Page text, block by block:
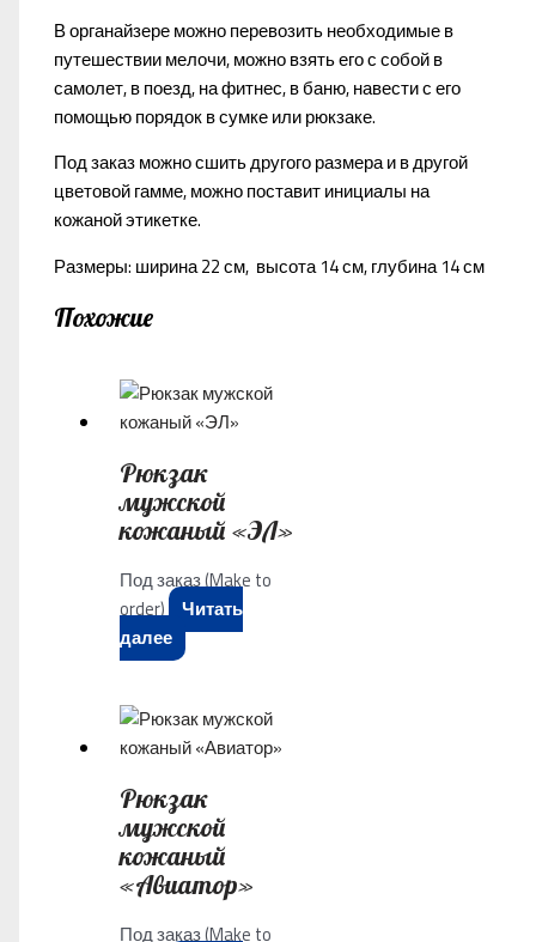
В органайзере можно перевозить необходимые в
путешествии мелочи, можно взять его с собой в
самолет, в поезд, на фитнес, в баню, навести с его
помощью порядок в сумке или рюкзаке.
Под заказ можно сшить другого размера и в другой
цветовой гамме, можно поставит инициалы на
кожаной этикетке.
Размеры: ширина 22 см, высота 14 см, глубина 14 см
Похожие
Рюкзак
мужской
кожаный «ЭЛ»
Под заказ (Make to
order) Читать
далее
Рюкзак
мужской
кожаный
«Авиатор»
Под заказ (Make to